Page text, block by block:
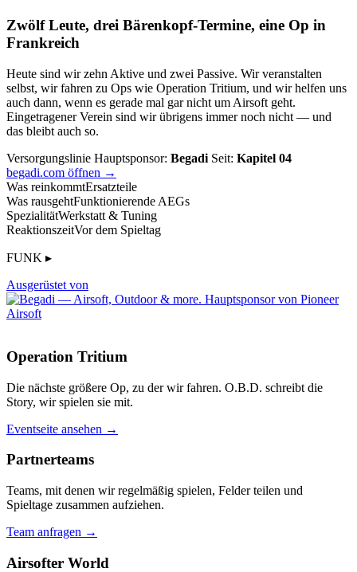
Zwölf Leute, drei Bärenkopf-Termine, eine Op in
Frankreich
Heute sind wir zehn Aktive und zwei Passive. Wir veranstalten
selbst, wir fahren zu Ops wie Operation Tritium, und wir helfen uns
auch dann, wenn es gerade mal gar nicht um Airsoft geht.
Eingetragener Verein sind wir übrigens immer noch nicht — und
das bleibt auch so.
Versorgungslinie Hauptsponsor: Begadi Seit: Kapitel 04
begadi.com öffnen →
Was reinkommtErsatzteile
Was rausgehtFunktionierende AEGs
SpezialitätWerkstatt & Tuning
ReaktionszeitVor dem Spieltag
FUNK ▸
Ausgerüstet von
Operation Tritium
Die nächste größere Op, zu der wir fahren. O.B.D. schreibt die
Story, wir spielen sie mit.
Eventseite ansehen →
Partnerteams
Teams, mit denen wir regelmäßig spielen, Felder teilen und
Spieltage zusammen aufziehen.
Team anfragen →
Airsofter World